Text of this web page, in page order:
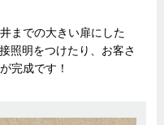
までの大きい扉にした
照明をつけたり、お客さ
完成です！